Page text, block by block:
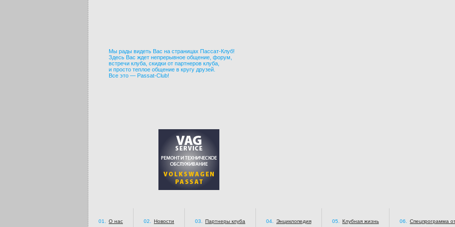
Мы рады видеть Вас на страницах Пассат-Клуб!
Здесь Вас ждет непрерывное общение, форум,
встречи клуба, скидки от партнеров клуба,
и просто теплое общение в кругу друзей.
Все это — Passat-Club!
01. О нас 02. Новости 03. Партнеры клуба 04. Энциклопедия 05. Клубная жизнь 06. Спецпрограмма